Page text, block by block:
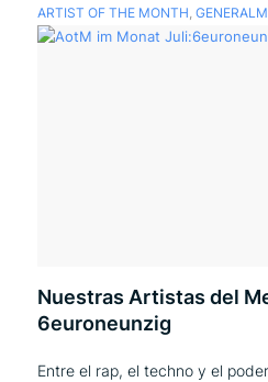
ARTIST OF THE MONTH,
Nuestras Artistas del
6euroneunzig
Entre el rap, el techno y el